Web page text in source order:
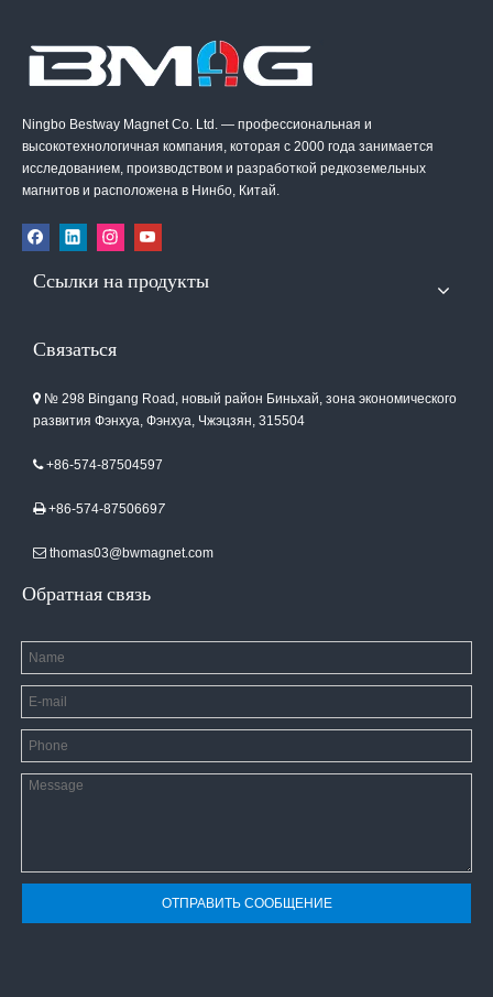
Ningbo Bestway Magnet Co. Ltd. — профессиональная и
высокотехнологичная компания, которая с 2000 года занимается
исследованием, производством и разработкой редкоземельных
магнитов и расположена в Нинбо, Китай.
Ссылки на продукты
Связаться
 № 298 Bingang Road, новый район Биньхай, зона экономического
развития Фэнхуа, Фэнхуа, Чжэцзян, 315504
+86-574-87504597
+86-574-87506697
 thomas03@bwmagnet.com
Обратная связь
ОТПРАВИТЬ СООБЩЕНИЕ